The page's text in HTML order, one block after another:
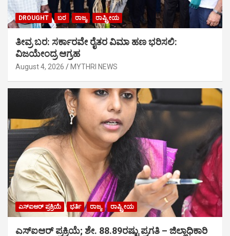
DROUGHT ಬರ ರಾಜ್ಯ ರಾಷ್ಟ್ರೀಯ
ತೀವ್ರ ಬರ: ಸರ್ಕಾರವೇ ರೈತರ ವಿಮಾ ಹಣ ಭರಿಸಲಿ:
ವಿಜಯೇಂದ್ರ ಆಗ್ರಹ
August 4, 2026 MYTHRI NEWS
ಎಸ್‍ಐಆರ್ ಪ್ರಕ್ರಿಯೆ ಭರ್ತಿ ರಾಜ್ಯ ರಾಷ್ಟ್ರೀಯ
ಎಸ್‍ಐಆರ್ ಪ್ರಕ್ರಿಯೆ; ಶೇ. 88.89ರಷ್ಟು ಪ್ರಗತಿ – ಜಿಲ್ಲಾಧಿಕಾರಿ